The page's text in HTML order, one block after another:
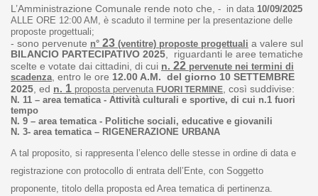
L’Amministrazione Comunale rende noto che, - in data 10/09/2025
ALLE ORE 12:00 AM, è scaduto il termine per la presentazione delle
proposte progettuali;
- sono pervenute n° 23 (ventitre) proposte progettuali a valere sul
BILANCIO PARTECIPATIVO 2025
riguardanti le aree tematiche
scelte e votate dai cittadini, di cui n. 22 pervenute nei termini di
scadenza , entro le ore 12.00 A.M. del giorno 10 SETTEMBRE
2025 , ed n. 1 proposta pervenuta FUORI TERMINE , così suddivise:
N. 11 – area tematica - Attività culturali e sportive, di cui n.1 fuori
tempo
N. 9 – area tematica - Politiche sociali, educative e giovanili
N. 3- area tematica – RIGENERAZIONE URBANA
A tal proposito, si rappresenta l’elenco delle stesse in ordine di data e
registrazione con protocollo di entrata dell’Ente, con Soggetto
proponente, titolo della proposta ed Area tematica di pertinenza.